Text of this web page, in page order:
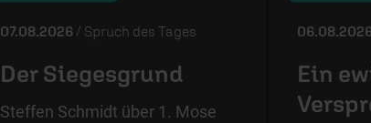
07.08.2026 / Spruch des Tages
Der Siegesgrund
Steffen Schmidt über 1. Mose
Ein